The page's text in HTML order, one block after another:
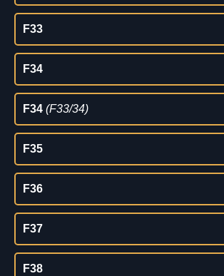
F33
F34
F34 (F33/34)
F35
F36
F37
F38